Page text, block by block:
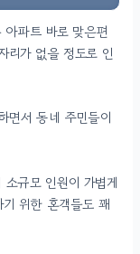
파트 바로 맞은편
리가 없을 정도로 인
면서 동네 주민들이
규모 인원이 가볍게
위한 혼객들도 꽤